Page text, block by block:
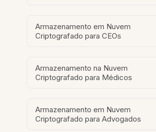
Armazenamento em Nuvem
Criptografado para CEOs
Armazenamento na Nuvem
Criptografado para Médicos
Armazenamento em Nuvem
Criptografado para Advogados